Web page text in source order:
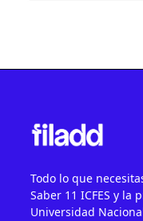
Todo lo que
Saber 11 ICFES y la
Universidad